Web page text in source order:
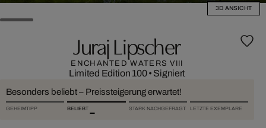
3D ANSICHT
Juraj Lipscher
ENCHANTED WATERS VIII
Limited Edition 100• Signiert
Besonders beliebt – Preissteigerung erwartet!
GEHEIMTIPP BELIEBT STARK NACHGEFRAGT LETZTE EXEMPLARE